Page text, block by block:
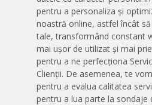
pentru a personaliza și
noastră online, astfel încât
tale, transformând constant
mai ușor de utilizat și mai
pentru a ne perfecționa
Clienții. De asemenea, te
pentru a evalua calitatea
pentru a lua parte la sondaje